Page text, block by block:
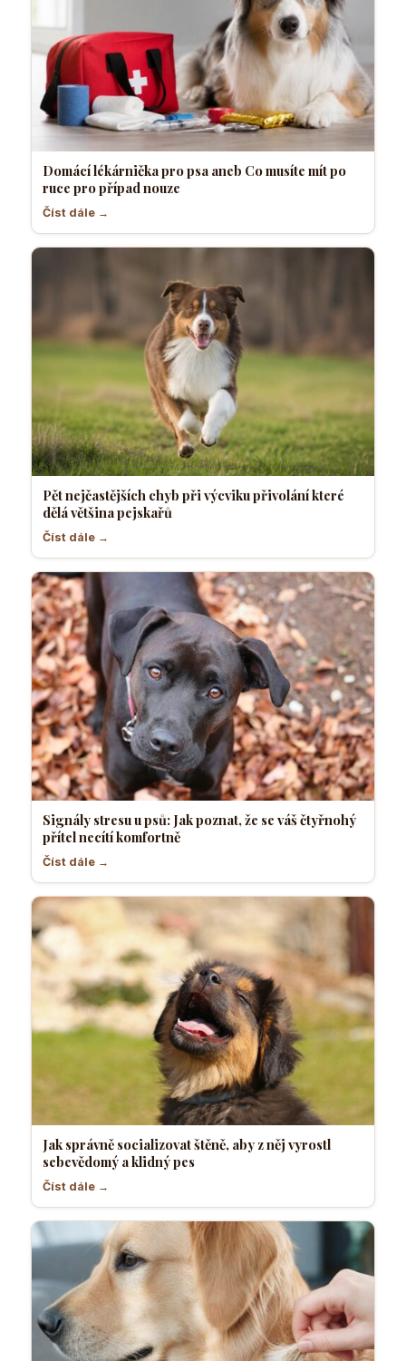
Domácí lékárnička pro psa aneb Co musíte mít po
ruce pro případ nouze
Číst dále →
Pět nejčastějších chyb při výcviku přivolání které
dělá většina pejskařů
Číst dále →
Signály stresu u psů: Jak poznat, že se váš čtyřnohý
přítel necítí komfortně
Číst dále →
Jak správně socializovat štěně, aby z něj vyrostl
sebevědomý a klidný pes
Číst dále →